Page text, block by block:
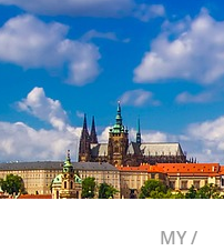
MY /